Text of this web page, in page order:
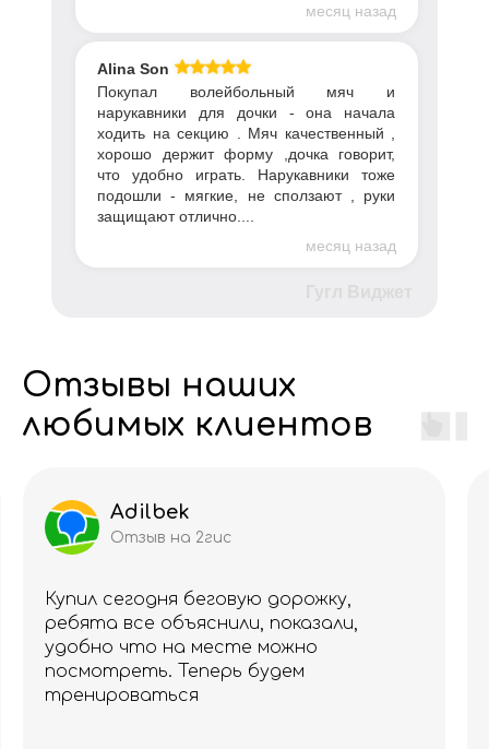
месяц назад
Alina Son
Покупал волейбольный мяч и
нарукавники для дочки - она начала
ходить на секцию . Мяч качественный ,
хорошо держит форму ,дочка говорит,
что удобно играть. Нарукавники тоже
подошли - мягкие, не сползают , руки
защищают отлично....
месяц назад
Отзывы наших
любимых клиентов
Adilbek
Отзыв на 2гис
Купил сегодня беговую дорожку,
ребята все объяснили, показали,
удобно что на месте можно
посмотреть. Теперь будем
тренироваться